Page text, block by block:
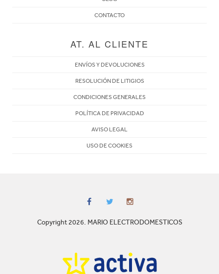
CONTACTO
AT. AL CLIENTE
ENVÍOS Y DEVOLUCIONES
RESOLUCIÓN DE LITIGIOS
CONDICIONES GENERALES
POLÍTICA DE PRIVACIDAD
AVISO LEGAL
USO DE COOKIES
Copyright 2026. MARIO ELECTRODOMESTICOS